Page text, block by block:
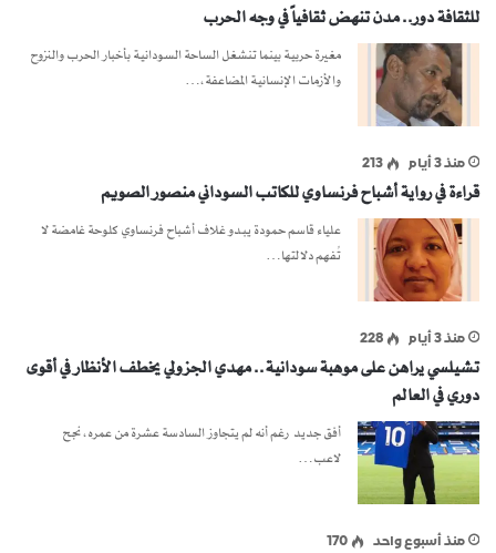
للثقافة دور.. مدن تنهض ثقافياً في وجه الحرب
مغيرة حربية بينما تنشغل الساحة السودانية بأخبار الحرب والنزوح
والأزمات الإنسانية المضاعفة،…
منذ 3 أيام 213
قراءة في رواية أشباح فرنساوي للكاتب السوداني منصور الصويم
علياء قاسم حمودة يبدو غلاف أشباح فرنساوي كلوحة غامضة لا
تُفهم دلالتها…
منذ 3 أيام 228
تشيلسي يراهن على موهبة سودانية.. مهدي الجزولي يخطف الأنظار في أقوى
دوري في العالم
أفق جديد رغم أنه لم يتجاوز السادسة عشرة من عمره، نجح
لاعب…
منذ أسبوع واحد 170